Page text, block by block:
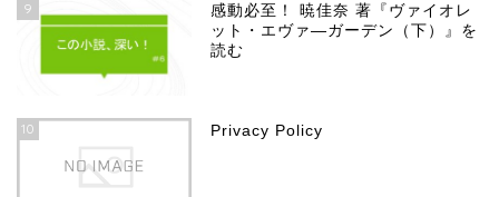
9
感動必至！ 暁佳奈 著『ヴァイオレ
ット・エヴァ―ガーデン（下）』を
読む
10 Privacy Policy